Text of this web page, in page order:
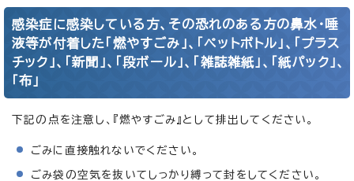
感染症に感染している方、その恐れのある方の鼻水・唾
液等が付着した「燃やすごみ」、「ペットボトル」、「プラス
チック」、「新聞」、「段ボール」、「雑誌雑紙」、「紙パック」、
「布」
下記の点を注意し、『燃やすごみ』として排出してください。
ごみに直接触れないでください。
ごみ袋の空気を抜いてしっかり縛って封をしてください。